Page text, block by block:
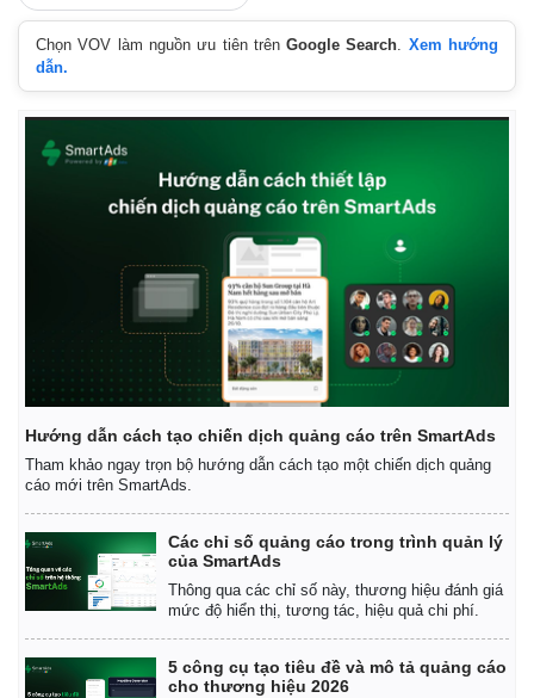
Bất động sản
Khởi nghiệp
Thị trường
Giá vàng
Tiêu dùng
Tỷ giá
Chọn VOV làm nguồn ưu tiên trênGoogle Search
Xem hướng
dẫn.
Hướng dẫn cách tạo chiến dịch quảng cáo trên SmartAds
Tham khảo ngay trọn bộ hướng dẫn cách tạo một chiến dịch quảng
cáo mới trên SmartAds.
Các chỉ số quảng cáo trong trình quản lý
của SmartAds
Thông qua các chỉ số này, thương hiệu đánh giá
mức độ hiển thị, tương tác, hiệu quả chi phí.
5 công cụ tạo tiêu đề và mô tả quảng cáo
cho thương hiệu 2026